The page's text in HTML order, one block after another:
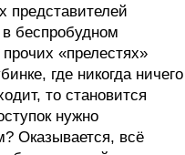
представителей
беспробудном
«прелестях»
где никогда ничего
то становится
нужно
Оказывается, всё